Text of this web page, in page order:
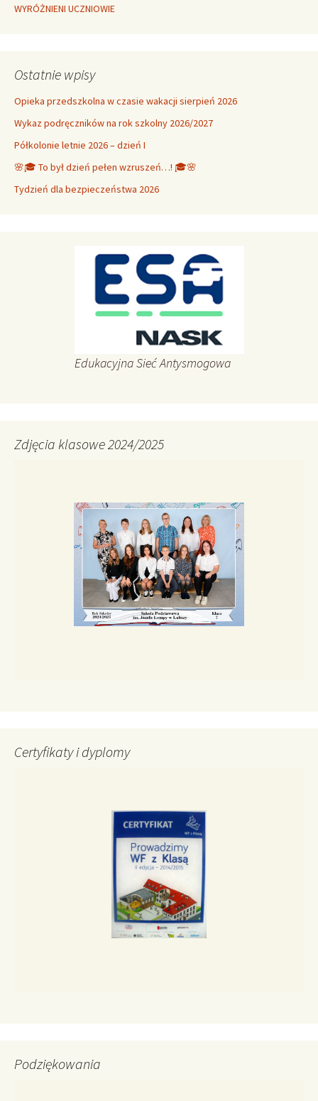
WYRÓŻNIENI UCZNIOWIE
Ostatnie wpisy
Opieka przedszkolna w czasie wakacji sierpień 2026
Wykaz podręczników na rok szkolny 2026/2027
Półkolonie letnie 2026 – dzień I
🌸🎓 To był dzień pełen wzruszeń…! 🎓🌸
Tydzień dla bezpieczeństwa 2026
Edukacyjna Sieć Antysmogowa
Zdjęcia klasowe 2024/2025
Certyfikaty i dyplomy
Podziękowania